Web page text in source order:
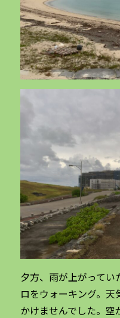
夕方、雨が上がって
ロをウォーキング。
かけませんでした。